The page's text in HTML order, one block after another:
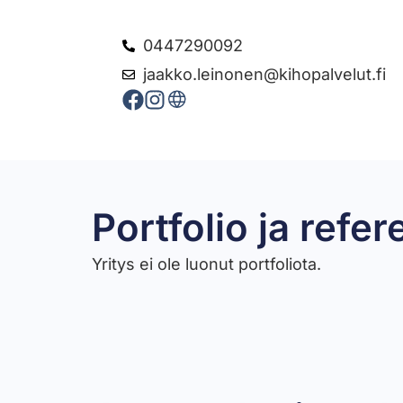
0447290092
jaakko.leinonen@kihopalvelut.fi
Portfolio ja
Yritys ei ole luonut portfoliota.